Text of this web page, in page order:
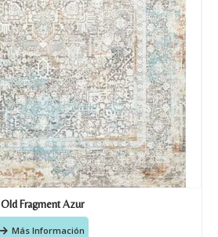
Old Fragment Azur
Más Información